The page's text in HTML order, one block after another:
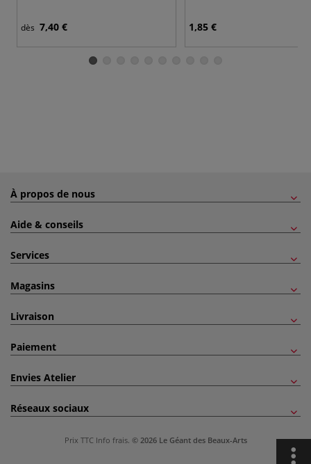
dès 7,40 € 1,85 €
À propos de nous
Aide & conseils
Services
Magasins
Livraison
Paiement
Envies Atelier
Réseaux sociaux
Prix TTC Info frais. © 2026 Le Géant des Beaux-Arts